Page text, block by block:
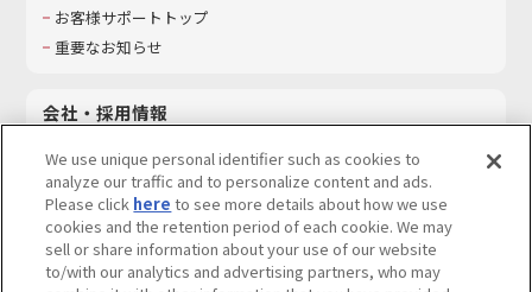
お客様サポートトップ
重要なお知らせ
会社・採用情報
採用情報
サステナビリティ
お問い合わせ
We use unique personal identifier such as cookies to
analyze our traffic and to personalize content and ads.
Please click here to see more details about how we use
cookies and the retention period of each cookie. We may
sell or share information about your use of our website
to/with our analytics and advertising partners, who may